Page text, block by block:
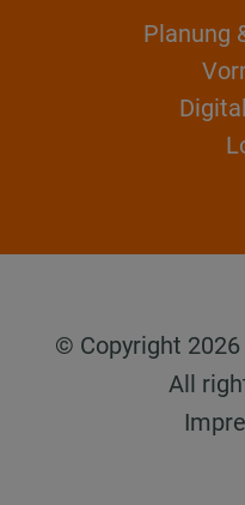
Planung
© Copyright 2026
All